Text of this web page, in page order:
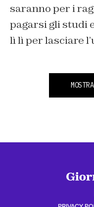
saranno per i
pagarsi gli studi
lì lì per lasciare